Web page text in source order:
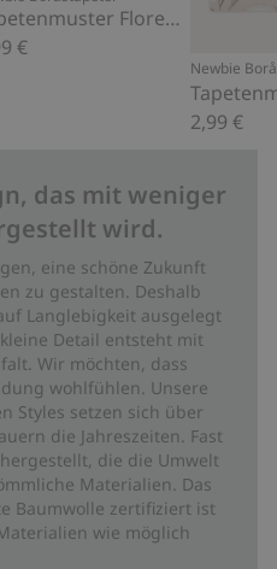
Tapetenmuster Florence
€
Newbie
2,99 €
das mit weniger
wird.
eine schöne Zukunft
zu gestalten. Deshalb
Langlebigkeit ausgelegt
Detail entsteht mit
Wir möchten, dass
wohlfühlen. Unsere
Styles setzen sich über
die Jahreszeiten. Fast
die die Umwelt
Materialien. Das
Baumwolle zertifiziert ist
wie möglich